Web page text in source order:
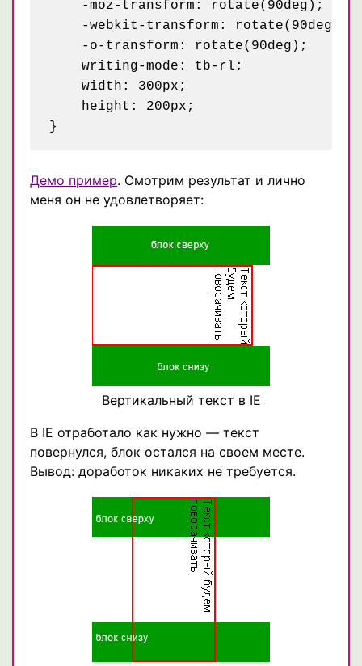
    -moz-transform: rotate(90deg);
    -webkit-transform: rotate(90deg);
    -o-transform: rotate(90deg);
    writing-mode: tb-rl;
    width: 300px;
    height: 200px;
Демо пример. Смотрим результат и лично
меня он не удовлетворяет:
Вертикальный текст в IE
В IE отработало как нужно — текст
повернулся, блок остался на своем месте.
Вывод: доработок никаких не требуется.